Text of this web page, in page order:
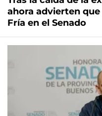
ahora advierten
Fría en el Senado